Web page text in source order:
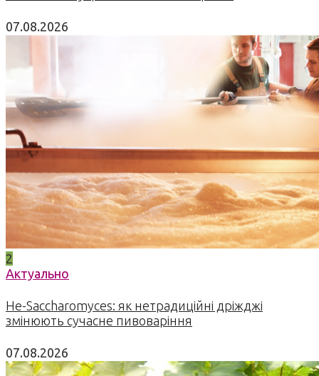
07.08.2026
2
Актуально
Не-Saccharomyces: як нетрадиційні дріжджі
змінюють сучасне пивоваріння
07.08.2026